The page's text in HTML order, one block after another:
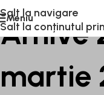
Salt la navigare
Salt la conținutul
Meniu
Arhive
martie